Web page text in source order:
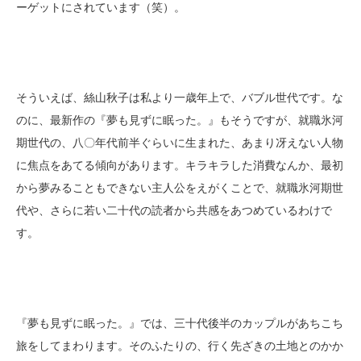
ーゲットにされています（笑）。
そういえば、絲山秋子は私より一歳年上で、バブル世代です。な
のに、最新作の『夢も見ずに眠った。』もそうですが、就職氷河
期世代の、八〇年代前半ぐらいに生まれた、あまり冴えない人物
に焦点をあてる傾向があります。キラキラした消費なんか、最初
から夢みることもできない主人公をえがくことで、就職氷河期世
代や、さらに若い二十代の読者から共感をあつめているわけで
す。
『夢も見ずに眠った。』では、三十代後半のカップルがあちこち
旅をしてまわります。そのふたりの、行く先ざきの土地とのかか